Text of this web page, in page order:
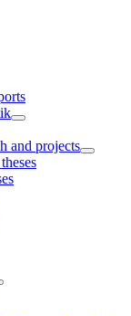
and projects